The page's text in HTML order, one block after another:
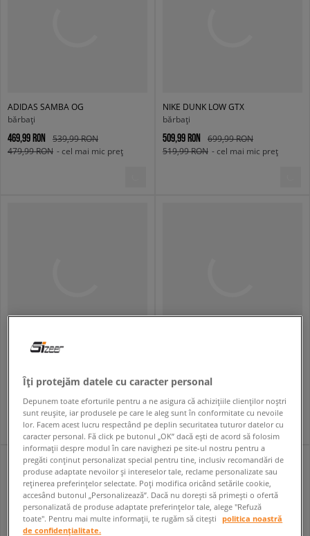
ADIDAS SAMBA OG
bărbați
469,99 RON
539,99 RON
479,99 RON - cel mai mic preț
NIKE DUNK LOW GTX
bărbați
509,99 RON
699,99 RON
519,99 RON - cel mai mic preț
ADIDAS SAMBA OG
439,99 RON
539,99 RON
449,99 RON - cel mai mic preț
679,99 RON
Îți protejăm datele cu caracter personal
Depunem toate eforturile pentru a ne asigura că achizițiile clienților noștri
sunt reușite, iar produsele pe care le aleg sunt în conformitate cu nevoile
lor. Facem acest lucru respectând pe deplin securitatea tuturor datelor cu
caracter personal. Fă click pe butonul „OK” dacă ești de acord să folosim
informații despre modul în care navighezi pe site-ul nostru pentru a
pregăti conținut personalizat special pentru tine, inclusiv recomandări de
produse adaptate nevoilor și intereselor tale, reclame personalizate sau
reținerea preferințelor selectate. Poți modifica oricând setările cookie,
accesând butonul „Personalizează”. Dacă nu dorești să primești o ofertă
personalizată de produse adaptate preferințelor tale, alege "Refuză
toate". Pentru mai multe informații, te rugăm să citești
politica noastră
de confidențialitate.